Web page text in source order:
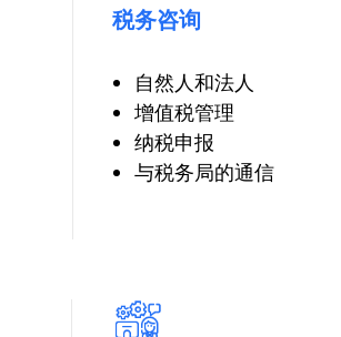
税务咨询
自然人和法人
增值税管理
纳税申报
与税务局的通信